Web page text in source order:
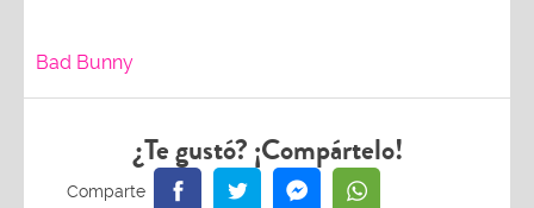
Bad Bunny
¿Te gustó? ¡Compártelo!